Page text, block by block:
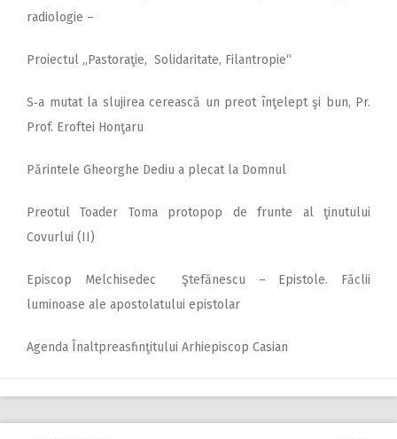
radiologie –
Proiectul „Pastoraţie, Solidaritate, Filantropie“
S‑a mutat la slujirea cerească un preot înţelept şi bun, Pr.
Prof. Eroftei Honţaru
Părintele Gheorghe Dediu a plecat la Domnul
Preotul Toader Toma protopop de frunte al ţinutului
Covurlui (II)
Episcop Melchisedec Ştefănescu – Epistole. Făclii
luminoase ale apostolatului epistolar
Agenda Înaltpreasfinţitului Arhiepiscop Casian